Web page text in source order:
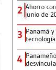
2 Ahorro
junio de
3 Panamá
4